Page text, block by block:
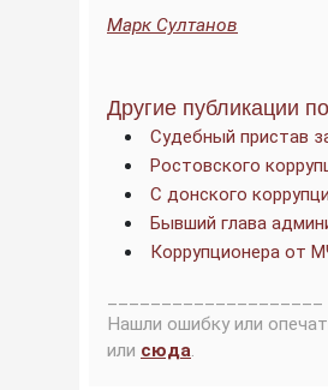
Марк Султанов
Другие публикации
Судебный пристав
Ростовского
С донского
Бывший глава
Коррупционера от
Нашли ошибку или
или сюда.